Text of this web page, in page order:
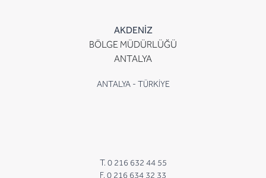
AKDENİZ
BÖLGE MÜDÜRLÜĞÜ
ANTALYA
ANTALYA - TÜRKİYE
T. 0 216 632 44 55
F. 0 216 634 32 33